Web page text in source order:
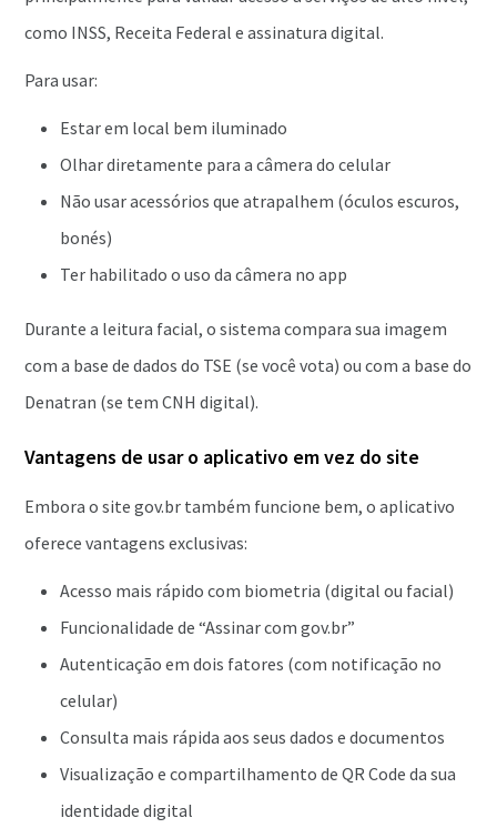
como INSS, Receita Federal e assinatura digital.
Para usar:
Estar em local bem iluminado
Olhar diretamente para a câmera do celular
Não usar acessórios que atrapalhem (óculos escuros,
bonés)
Ter habilitado o uso da câmera no app
Durante a leitura facial, o sistema compara sua imagem
com a base de dados do TSE (se você vota) ou com a base do
Denatran (se tem CNH digital).
Vantagens de usar o aplicativo em vez do site
Embora o site gov.br também funcione bem, o aplicativo
oferece vantagens exclusivas:
Acesso mais rápido com biometria (digital ou facial)
Funcionalidade de “Assinar com gov.br”
Autenticação em dois fatores (com notificação no
celular)
Consulta mais rápida aos seus dados e documentos
Visualização e compartilhamento de QR Code da sua
identidade digital